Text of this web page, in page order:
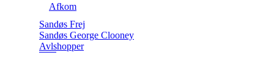
Afkom
Sandøs Frej
Sandøs George Clooney
Avlshopper